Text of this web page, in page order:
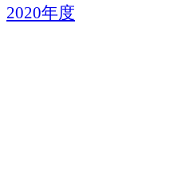
2020年度